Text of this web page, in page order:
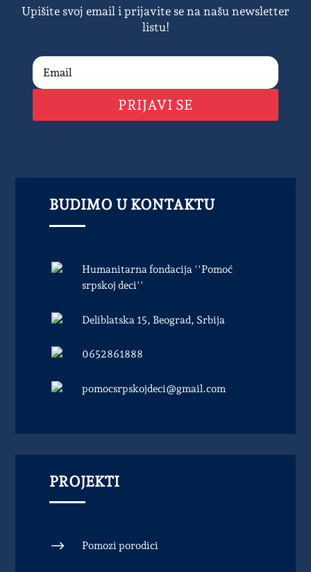
Upišite svoj email i prijavite se na našu newsletter
listu!
PRIJAVI SE
BUDIMO U KONTAKTU
Humanitarna fondacija ''Pomoć
srpskoj deci''
Deliblatska 15, Beograd, Srbija
0652861888
pomocsrpskojdeci@gmail.com
PROJEKTI
$ Pomozi porodici